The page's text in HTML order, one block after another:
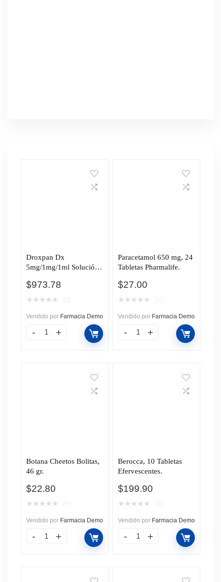
Droxpan Dx
5mg/1mg/1ml Solución
$973.78
★ ★ ★ ★ ★
Vendido por Farmacia Demo
Paracetamol 650 mg, 24
Tabletas Pharmalife.
$27.00
★ ★ ★ ★ ★
Vendido por Farmacia Demo
Botana Cheetos Bolitas,
46 gr.
$22.80
★ ★ ★ ★ ★
Vendido por Farmacia Demo
Berocca, 10 Tabletas
Efervescentes.
$199.90
★ ★ ★ ★ ★
Vendido por Farmacia Demo